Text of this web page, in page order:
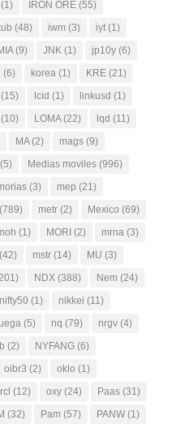
(1) IRON ORE (55)
(48) iwm (3) iyt (1)
(9) JNK (1) jp10y (6)
(6) korea (1) KRE (21)
(15) lcid (1) linkusd (1)
(10) LOMA(22) lqd (11)
MA(2) mags (9)
(5) Medias moviles (996)
(3) mep (21)
(789) metr (2) Mexico (69)
(1) MORI (2) mrna (3)
(42) mstr (14) MU (3)
NDX (388) Nem (24)
nifty50 (1) nikkei (11)
(5) nq (79) nrgv (4)
(2) NYFANG (6)
oibr3 (2) oklo (1)
(12) oxy (24) Paas (31)
(32) Pam (57) PANW (1)